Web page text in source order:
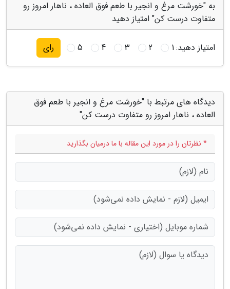
به "خورشت مرغ و انجیر با طعم فوق العاده ، ناهار امروز رو
متفاوت درست کن" امتیاز دهید
امتیاز دهید:1
2
3
4
5 رای
دیدگاه های مرتبط با "خورشت مرغ و انجیر با طعم فوق
العاده ، ناهار امروز رو متفاوت درست کن"
* نظرتان را در مورد این مقاله با ما درمیان بگذارید